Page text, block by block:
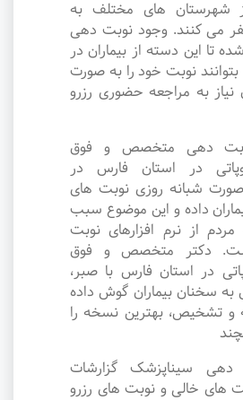
شهرستان های مختلف به
می کنند. وجود نوبت دهی
تا این دسته از بیماران در
نوبت خود را به صورت
نیاز به مراجعه حضوری رزرو
دهی متخصص و فوق
در استان فارس در
شبانه روزی نوبت های
داده و این موضوع سبب
از نرم افزارهای نوبت
دکتر متخصص و فوق
در استان فارس با صبر،
سخنان بیماران گوش داده
و تشخیص، بهترین نسخه را
سیناپزشک گزارشات
های خالی و نوبت های رزرو